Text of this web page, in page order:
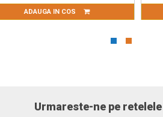
ADAUGA IN COS
Urmareste-ne pe